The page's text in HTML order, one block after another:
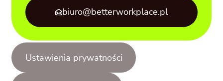
biuro@betterworkplace.pl
Ustawienia prywatności